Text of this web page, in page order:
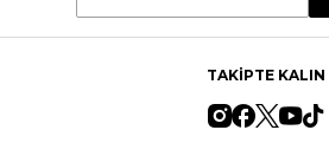
TAKİPTE KALIN